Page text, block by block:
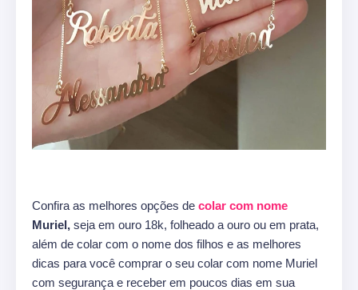
Confira as melhores opções de colar com nome
Muriel, seja em ouro 18k, folheado a ouro ou em prata,
além de colar com o nome dos filhos e as melhores
dicas para você comprar o seu colar com nome Muriel
com segurança e receber em poucos dias em sua